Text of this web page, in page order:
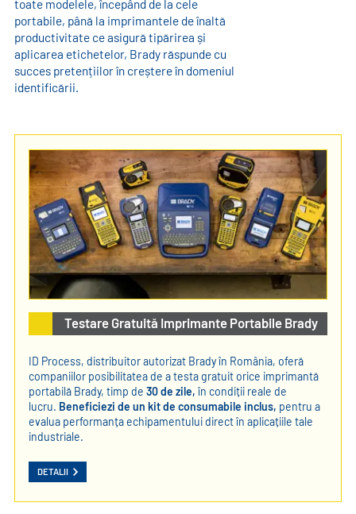
toate modelele, începând de la cele
portabile, până la imprimantele de înaltă
productivitate ce asigură tipărirea și
aplicarea etichetelor, Brady răspunde cu
succes pretențiilor în creștere în domeniul
identificării.
Testare Gratuită Imprimante Portabile Brady
ID Process, distribuitor autorizat Brady în România, oferă
companiilor posibilitatea de a testa gratuit orice imprimantă
portabilă Brady, timp de30 de zile, în condiții reale de
lucru. Beneficiezi de un kit de consumabile inclus, pentru a
evalua performanța echipamentului direct în aplicațiile tale
industriale.
DETALII